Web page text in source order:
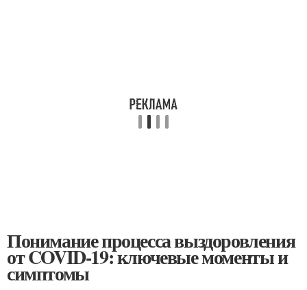
Понимание процесса выздоровления
от COVID-19: ключевые моменты и
симптомы